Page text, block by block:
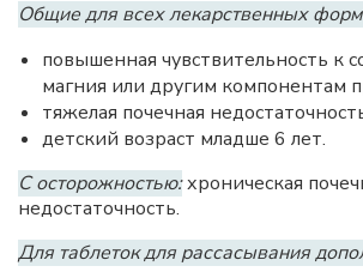
Общие для всех лекарственных
повышенная чувствительность к
магния или другим компонентам
тяжелая почечная
детский возраст младше 6 лет.
С осторожностью:хроническая
недостаточность.
Для таблеток для рассасывания